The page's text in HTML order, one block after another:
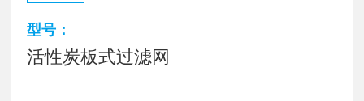
型号：
活性炭板式过滤网